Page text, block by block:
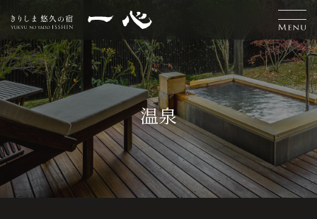
H
o
m
e
離
れ
客
室
お
食
事
温
泉
エ
ス
テ
交
通
案
内
お
知
ら
せ
採
用
情
報
L
a
g
u
宿
泊
ご
予
約
温泉